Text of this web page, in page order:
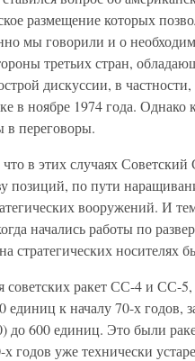
размещение которых
мы говорили и о
третьих стран,
дискуссии, в
в ноябре 1974 года.
в переговоры.
в этих случаях
позиций, по пути
вооружений. И
начались работы по
стратегических
советских ракет СС-4 и СС-
единиц к началу 70-х годов,
до 600 единиц. Это были
х годов уже технически